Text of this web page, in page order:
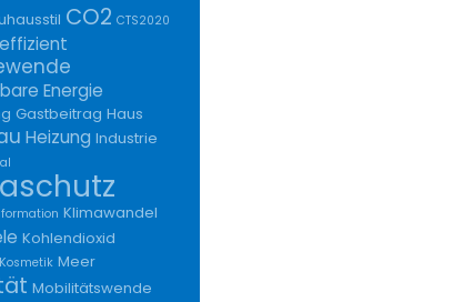
CO2 CTS2020
Energie
Gastbeitrag Haus
Heizung Industrie
Klimawandel
Kohlendioxid
Kosmetik Meer
Mobilitätswende